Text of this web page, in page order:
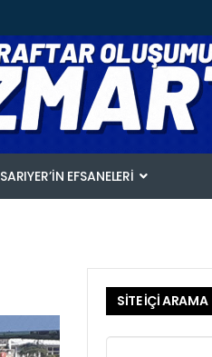
SARIYER’IN EFSANELERI
SİTE İÇİ ARAMA